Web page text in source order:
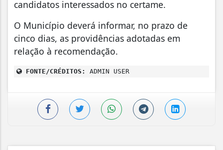
candidatos interessados no certame.
O Município deverá informar, no prazo de
cinco dias, as providências adotadas em
relação à recomendação.
FONTE/CRÉDITOS: ADMIN USER